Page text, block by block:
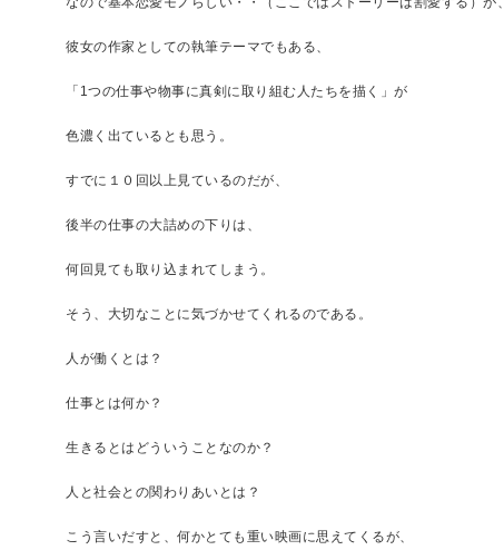
彼女の作家としての執筆テーマでもある、
「1つの仕事や物事に真剣に取り組む人たちを描く」が
色濃く出ているとも思う。
すでに１０回以上見ているのだが、
後半の仕事の大詰めの下りは、
何回見ても取り込まれてしまう。
そう、大切なことに気づかせてくれるのである。
人が働くとは？
仕事とは何か？
生きるとはどういうことなのか？
人と社会との関わりあいとは？
こう言いだすと、何かとても重い映画に思えてくるが、